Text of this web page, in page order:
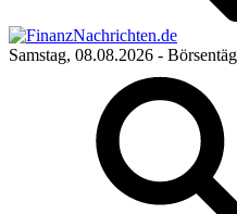
Samstag, 08.08.2026 -